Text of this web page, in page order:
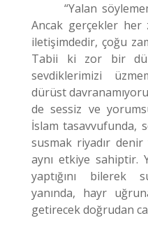
“Yalan
Ancak gerçekler her
iletişimdedir, çoğu
Tabii ki zor bir
sevdiklerimizi
dürüst
de sessiz ve
İslam tasavvufunda,
susmak riyadır
aynı etkiye sahiptir.
yaptığını bilerek
yanında, hayr
getirecek doğrudan